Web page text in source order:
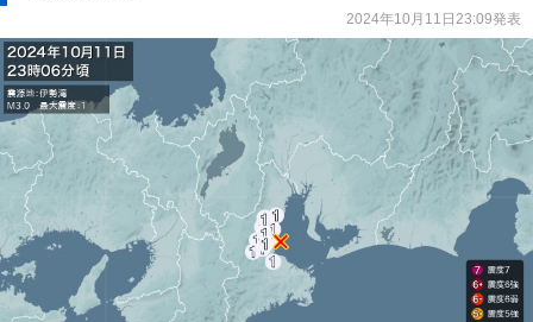
2024年10月11日23:09発表